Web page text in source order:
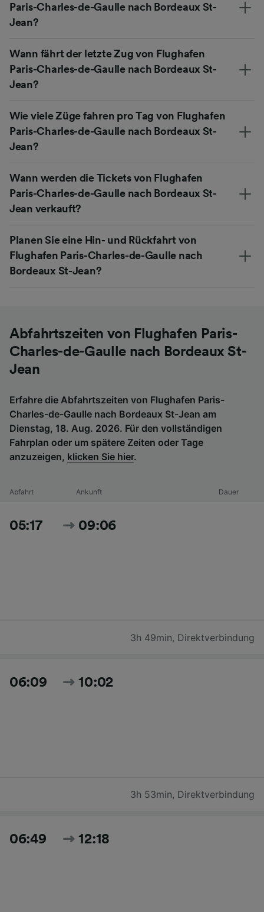
Paris-Charles-de-Gaulle nach Bordeaux St-
Jean?
Wann fährt der letzte Zug von Flughafen
Paris-Charles-de-Gaulle nach Bordeaux St-
Jean?
Wie viele Züge fahren pro Tag von Flughafen
Paris-Charles-de-Gaulle nach Bordeaux St-
Jean?
Wann werden die Tickets von Flughafen
Paris-Charles-de-Gaulle nach Bordeaux St-
Jean verkauft?
Planen Sie eine Hin- und Rückfahrt von
Flughafen Paris-Charles-de-Gaulle nach
Bordeaux St-Jean?
Abfahrtszeiten von Flughafen Paris-
Charles-de-Gaulle nach Bordeaux St-
Jean
Erfahre die Abfahrtszeiten von Flughafen Paris-
Charles-de-Gaulle nach Bordeaux St-Jean am
Dienstag, 18. Aug. 2026. Für den vollständigen
Fahrplan oder um spätere Zeiten oder Tage
anzuzeigen, klicken Sie hier.
Abfahrt Ankunft Dauer
05:17 09:06
3h 49min, Direktverbindung
06:09 10:02
3h 53min, Direktverbindung
06:49 12:18